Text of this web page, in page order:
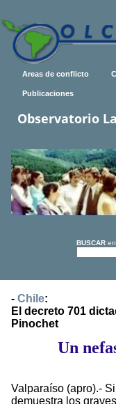
Areas de conflicto
Publicaciones
Observatorio
BUSCAR en
- Chile:
El decreto 701
Pinochet
Un
Valparaíso (apro).-
demuestra los